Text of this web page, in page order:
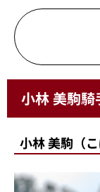
小林 美駒
小林 美駒（